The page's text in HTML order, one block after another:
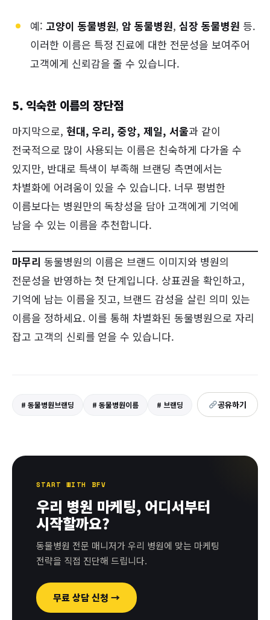
예: 고양이 동물병원,암 동물병원, 심장 동물병원 등.
이러한 이름은 특정 진료에 대한 전문성을 보여주어
고객에게 신뢰감을 줄 수 있습니다.
5. 익숙한 이름의 장단점
마지막으로, 현대, 우리, 중앙, 제일, 서울과 같이
전국적으로 많이 사용되는 이름은 친숙하게 다가올 수
있지만, 반대로 특색이 부족해 브랜딩 측면에서는
차별화에 어려움이 있을 수 있습니다. 너무 평범한
이름보다는 병원만의 독창성을 담아 고객에게 기억에
남을 수 있는 이름을 추천합니다.
마무리 동물병원의 이름은 브랜드 이미지와 병원의
전문성을 반영하는 첫 단계입니다. 상표권을 확인하고,
기억에 남는 이름을 짓고, 브랜드 감성을 살린 의미 있는
이름을 정하세요. 이를 통해 차별화된 동물병원으로 자리
잡고 고객의 신뢰를 얻을 수 있습니다.
# 동물병원브랜딩 # 동물병원이름 # 브랜딩 공유하기
START WITH BFV
우리 병원 마케팅, 어디서부터
시작할까요?
동물병원 전문 매니저가 우리 병원에 맞는 마케팅
전략을 직접 진단해 드립니다.
무료 상담 신청 →